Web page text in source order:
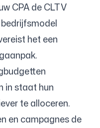
CPA de CLTV
het een
in staat hun
te alloceren.
en campagnes de